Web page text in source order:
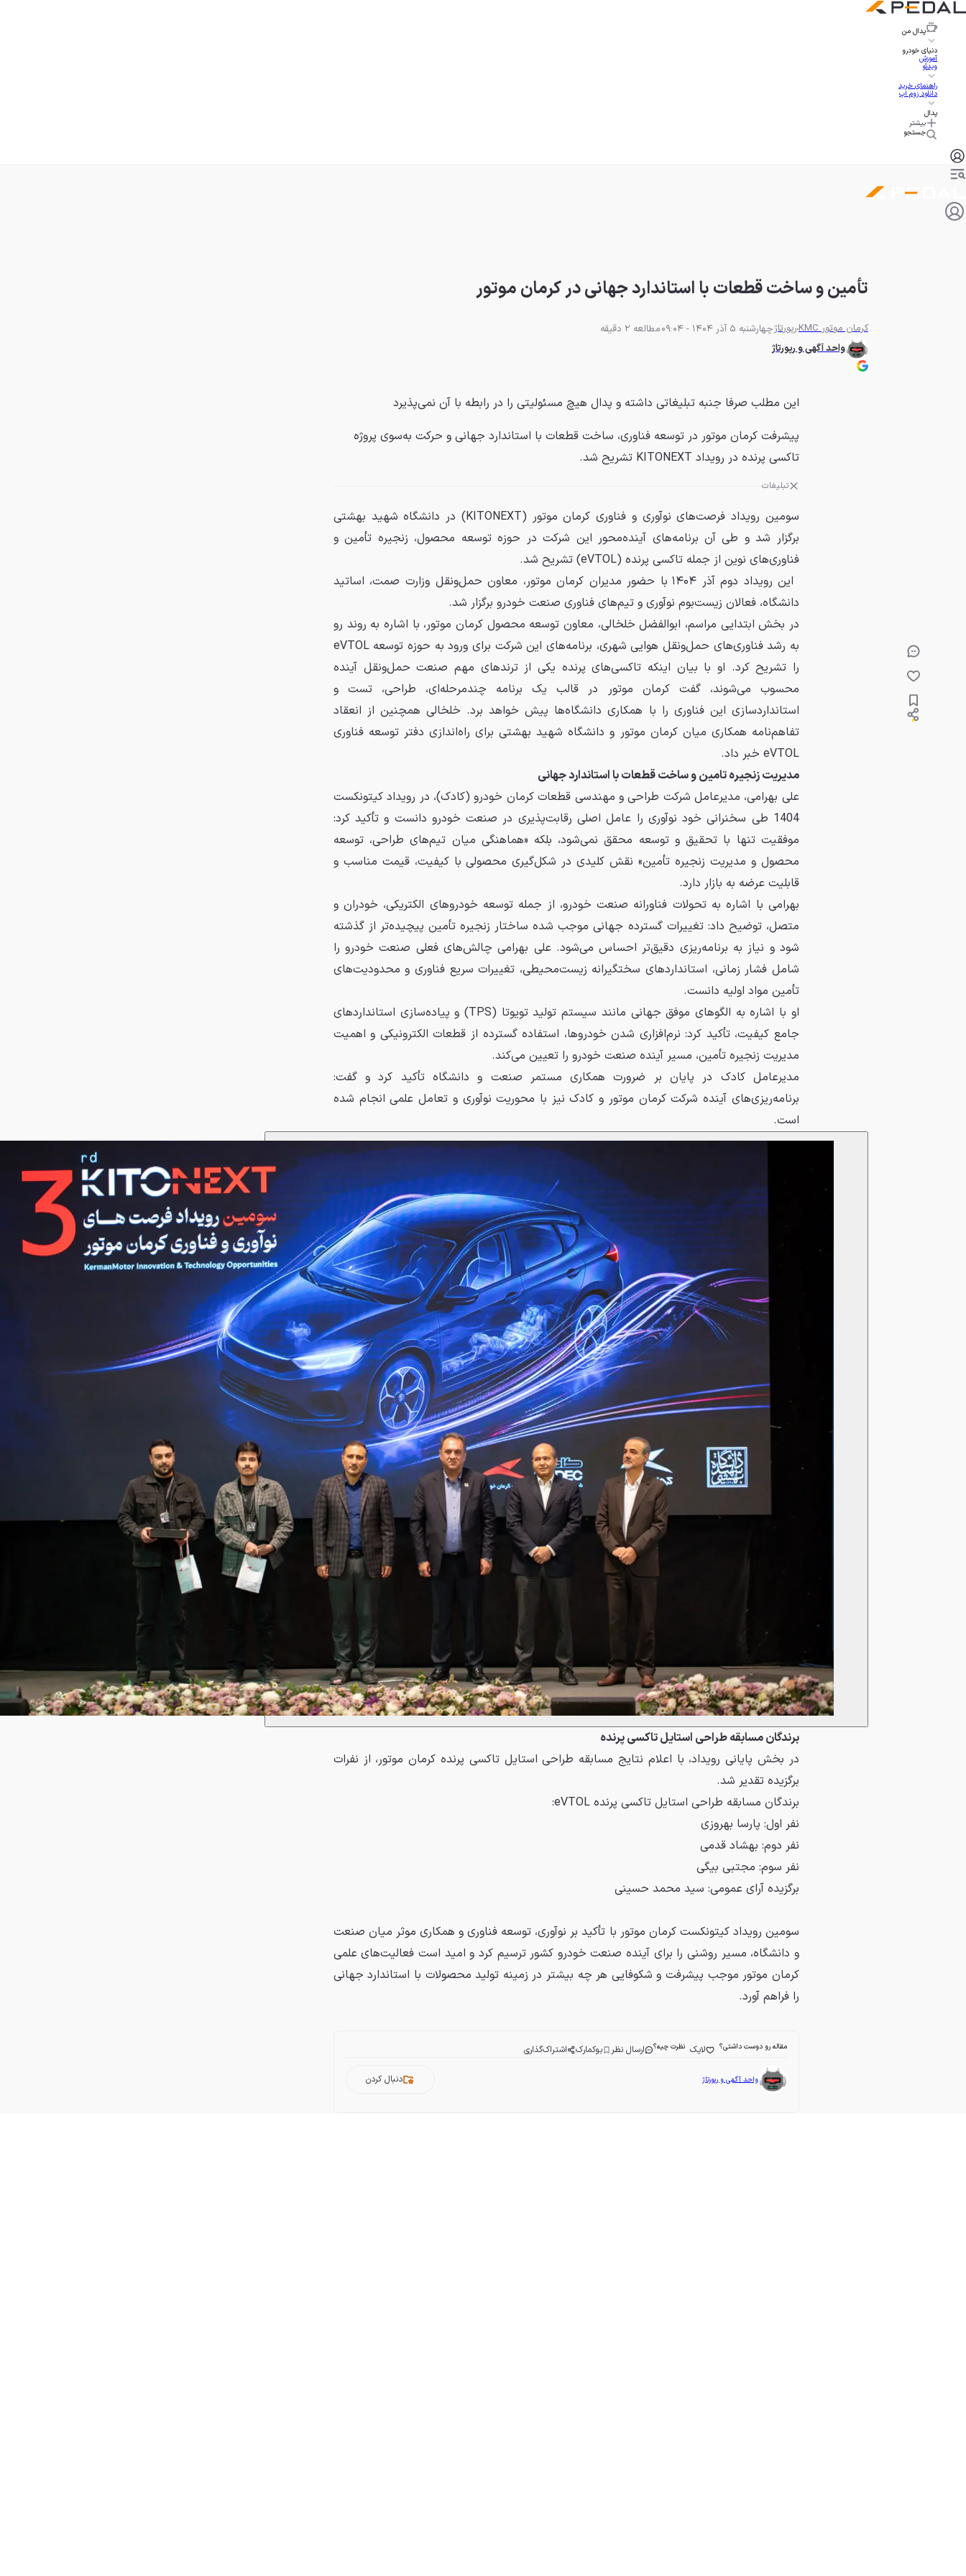
پدال من
دنیای خودرو
آموزش
ویدئو
راهنمای خرید
دانلود زوم اپ
پدال
بیشتر
جستجو
تأمین و ساخت قطعات با استاندارد جهانی در کرمان موتور
کرمان موتور KMC رپورتاژچهارشنبه 5 آذر 1404 - 09:04
مطالعه 2 دقیقه
واحد آگهی و رپورتاژ
این مطلب صرفا جنبه تبلیغاتی داشته و پدال هیچ مسئولیتی را در رابطه با آن نمی‌پذیرد
پیشرفت کرمان موتور در توسعه فناوری، ساخت قطعات با استاندارد جهانی و حرکت به‌سوی پروژه
تاکسی پرنده در رویداد KITONEXT تشریح شد.
تبلیغات
سومین رویداد فرصت‌های نوآوری و فناوری کرمان موتور (KITONEXT) در دانشگاه شهید بهشتی
برگزار شد و طی آن برنامه‌های آینده‌محور این شرکت در حوزه توسعه محصول، زنجیره تأمین و
فناوری‌های نوین از جمله تاکسی پرنده (eVTOL) تشریح شد.
این رویداد دوم آذر ۱۴۰۴ با حضور مدیران کرمان موتور، معاون حمل‌ونقل وزارت صمت، اساتید
دانشگاه، فعالان زیست‌بوم نوآوری و تیم‌های فناوری صنعت خودرو برگزار شد.
در بخش ابتدایی مراسم، ابوالفضل خلخالی، معاون توسعه محصول کرمان موتور، با اشاره به روند رو‌
به‌ رشد فناوری‌های حمل‌ونقل هوایی شهری، برنامه‌های این شرکت برای ورود به حوزه توسعه eVTOL
را تشریح کرد. او با بیان اینکه تاکسی‌های پرنده یکی از ترندهای مهم صنعت حمل‌ونقل آینده
محسوب می‌شوند، گفت کرمان موتور در قالب یک برنامه چندمرحله‌ای، طراحی، تست و
استانداردسازی این فناوری را با همکاری دانشگاه‌ها پیش خواهد برد. خلخالی همچنین از انعقاد
تفاهم‌نامه همکاری میان کرمان موتور و دانشگاه شهید بهشتی برای راه‌اندازی دفتر توسعه فناوری
eVTOL خبر داد.
مدیریت زنجیره تامین و ساخت قطعات با استاندارد جهانی
علی بهرامی، مدیرعامل شرکت طراحی و مهندسی قطعات کرمان خودرو (کادک)، در رویداد کیتونکست
1404 طی سخنرانی خود نوآوری را عامل اصلی رقابت‌پذیری در صنعت خودرو دانست و تأکید کرد:
موفقیت تنها با تحقیق و توسعه محقق نمی‌شود، بلکه «هماهنگی میان تیم‌های طراحی، توسعه
محصول و مدیریت زنجیره تأمین» نقش کلیدی در شکل‌گیری محصولی با کیفیت، قیمت مناسب و
قابلیت عرضه به بازار دارد.
بهرامی با اشاره به تحولات فناورانه صنعت خودرو، از جمله توسعه خودروهای الکتریکی، خودران و
متصل، توضیح داد: تغییرات گسترده جهانی موجب شده ساختار زنجیره تأمین پیچیده‌تر از گذشته
شود و نیاز به برنامه‌ریزی دقیق‌تر احساس می‌شود. علی بهرامی چالش‌های فعلی صنعت خودرو را
شامل فشار زمانی، استانداردهای سختگیرانه زیست‌محیطی، تغییرات سریع فناوری و محدودیت‌های
تأمین مواد اولیه دانست.
او با اشاره به الگوهای موفق جهانی مانند سیستم تولید تویوتا (TPS) و پیاده‌سازی استانداردهای
جامع کیفیت، تأکید کرد: نرم‌افزاری شدن خودروها، استفاده گسترده از قطعات الکترونیکی و اهمیت
مدیریت زنجیره تأمین، مسیر آینده صنعت خودرو را تعیین می‌کند.
مدیرعامل کادک در پایان بر ضرورت همکاری مستمر صنعت و دانشگاه تأکید کرد و گفت:
برنامه‌ریزی‌های آینده شرکت کرمان موتور و کادک نیز با محوریت نوآوری و تعامل علمی انجام شده
است.
برندگان مسابقه طراحی استایل تاکسی پرنده
در بخش پایانی رویداد، با اعلام نتایج مسابقه طراحی استایل تاکسی پرنده کرمان موتور، از نفرات
برگزیده تقدیر شد.
برندگان مسابقه طراحی استایل تاکسی پرنده eVTOL:
نفر اول: پارسا بهروزی
نفر دوم: بهشاد قدمی
نفر سوم: مجتبی بیگی
برگزیده آرای عمومی: سید محمد حسینی
سومین رویداد کیتونکست کرمان موتور با تأکید بر نوآوری، توسعه فناوری و همکاری موثر میان صنعت
و دانشگاه، مسیر روشنی را برای آینده صنعت خودرو کشور ترسیم کرد و امید است فعالیت‌های علمی
کرمان موتور موجب پیشرفت و شکوفایی هر چه بیشتر در زمینه تولید محصولات با استاندارد جهانی
را فراهم آورد.
مقاله رو دوست داشتی؟ لایک نظرت چیه؟ ارسال نظر بوکمارک اشتراک‌گذاری
واحد آگهی و رپورتاژ دنبال کردن